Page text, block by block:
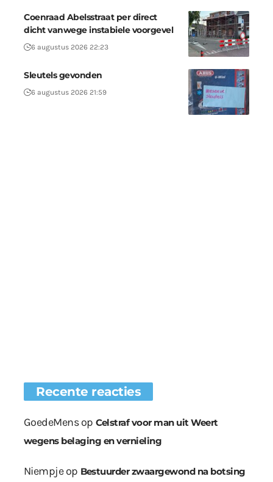
Coenraad Abelsstraat per direct
dicht vanwege instabiele voorgevel
6 augustus 2026 22:23
Sleutels gevonden
6 augustus 2026 21:59
Recente reacties
GoedeMensop Celstraf voor man uit Weert
wegens belaging en vernieling
Niempjeop Bestuurder zwaargewond na botsing